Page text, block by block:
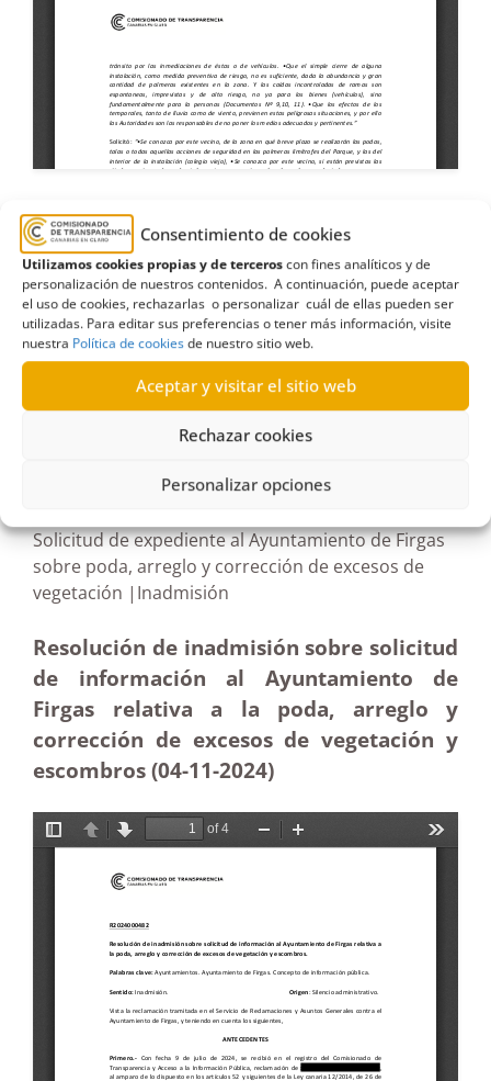
Consentimiento de cookies
Utilizamos cookies propias y de terceroscon fines analíticos y de
personalización de nuestros contenidos. A continuación, puede aceptar
el uso de cookies, rechazarlas o personalizar cuál de ellas pueden ser
utilizadas. Para editar sus preferencias o tener más información, visite
nuestra Política de cookiesde nuestro sitio web.
Aceptar y visitar el sitio web
Rechazar cookies
Personalizar opciones
árboles,Ayuntamiento de Firgas
Estimatoria,Gran Canaria,palmeras,parque,poda,
talas
Solicitud de expediente al Ayuntamiento de Firgas
sobre poda, arreglo y corrección de excesos de
vegetación |Inadmisión
Resolución de inadmisión sobre solicitud
de información al Ayuntamiento de
Firgas relativa a la poda, arreglo y
corrección de excesos de vegetación y
escombros (04-11-2024)